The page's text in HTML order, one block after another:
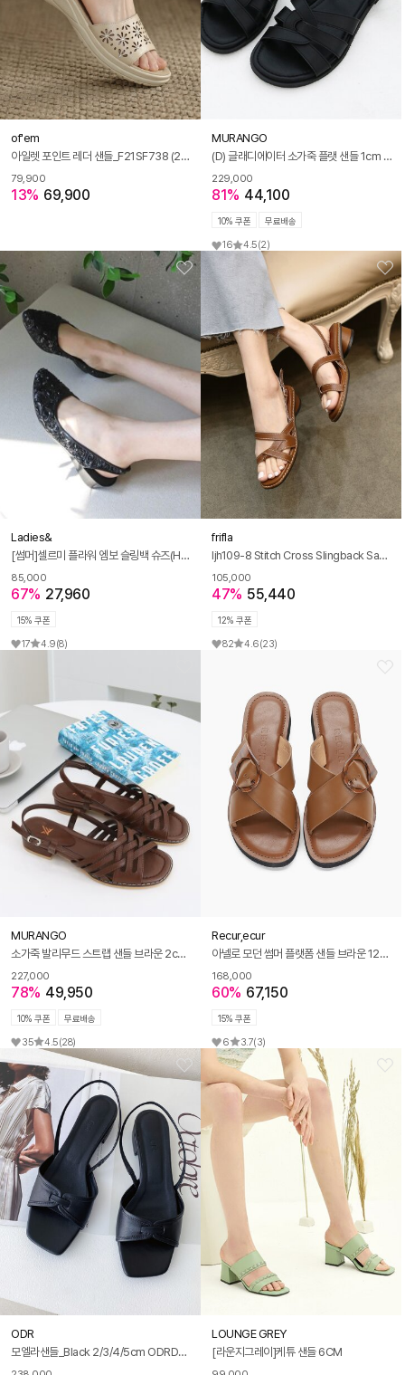
of'em
아일렛 포인트 레더 샌들_F21SF738 (2color)
79,900
13% 69,900
MURANGO
(D) 글래디에이터 소가죽 플랫 샌들 1cm MW22M09L
229,000
81% 44,100
10% 쿠폰 무료배송
16 4.5(2)
Ladies&
[썸머]셀르미 플라워 엠보 슬링백 슈즈(H130J578)
85,000
67% 27,960
15% 쿠폰
17 4.9(8)
frifla
ljh109-8 Stitch Cross Slingback Sandals - 3 Colors
105,000
47% 55,440
12% 쿠폰
82 4.6(23)
MURANGO
소가죽 발리무드 스트랩 샌들 브라운 2cm (M23M10LBR)
227,000
78% 49,950
10% 쿠폰 무료배송
35 4.5(28)
Recur,ecur
아넬로 모던 썸머 플랫폼 샌들 브라운 1288
168,000
60% 67,150
15% 쿠폰
6 3.7(3)
ODR
모엘라샌들_Black 2/3/4/5cm ODRD24076
LOUNGE GREY
[라운지그레이]케튜 샌들 6CM